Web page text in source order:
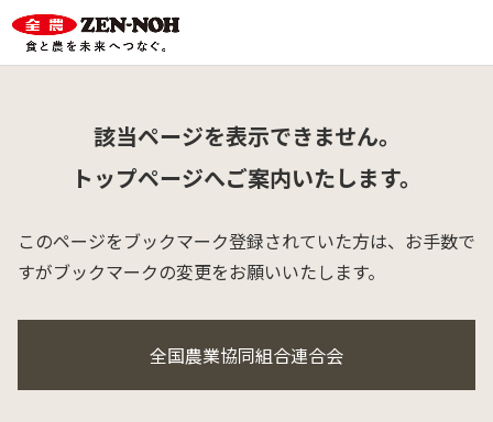
該当ページを表示できません。
トップページへご案内いたします。
このページをブックマーク登録されていた方は、 お手数で
すがブックマークの変更をお願いいたします。
全国農業協同組合連合会